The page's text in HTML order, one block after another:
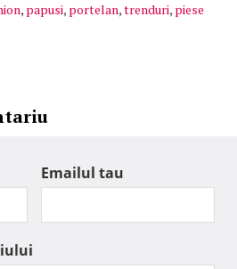
, papusi, portelan,trenduri, piese
Emailul tau